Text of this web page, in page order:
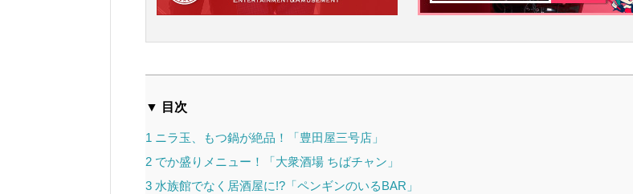
▼ 目次
1 ニラ玉、もつ鍋が絶品！「豊田屋三号店」
2 でか盛りメニュー！「大衆酒場 ちばチャン」
3 水族館でなく居酒屋に!?「ペンギンのいるBAR」